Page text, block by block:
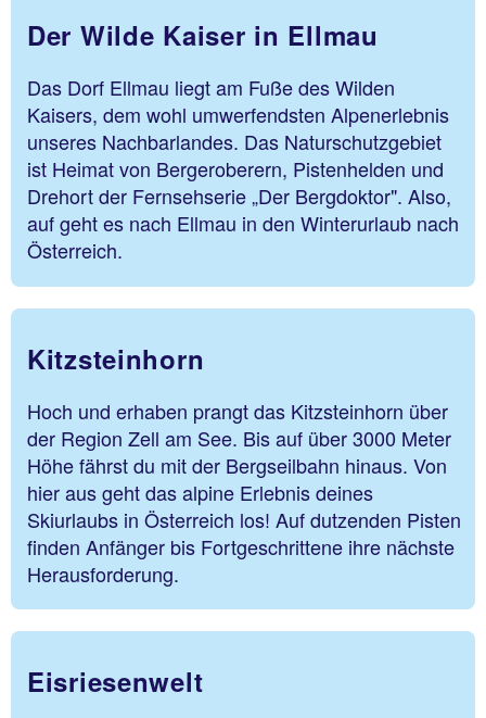
Der Wilde Kaiser in Ellmau
Das Dorf Ellmau liegt am Fuße des Wilden
Kaisers, dem wohl umwerfendsten Alpenerlebnis
unseres Nachbarlandes. Das Naturschutzgebiet
ist Heimat von Bergeroberern, Pistenhelden und
Drehort der Fernsehserie „Der Bergdoktor". Also,
auf geht es nach Ellmau in den Winterurlaub nach
Österreich.
Kitzsteinhorn
Hoch und erhaben prangt das Kitzsteinhorn über
der Region Zell am See. Bis auf über 3000 Meter
Höhe fährst du mit der Bergseilbahn hinaus. Von
hier aus geht das alpine Erlebnis deines
Skiurlaubs in Österreich los! Auf dutzenden Pisten
finden Anfänger bis Fortgeschrittene ihre nächste
Herausforderung.
Eisriesenwelt